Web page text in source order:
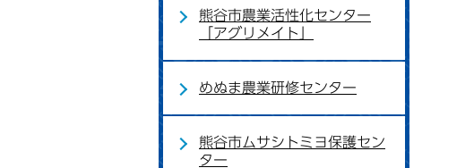
熊谷市農業活性化センター
「アグリメイト」
めぬま農業研修センター
熊谷市ムサシトミヨ保護セン
ター